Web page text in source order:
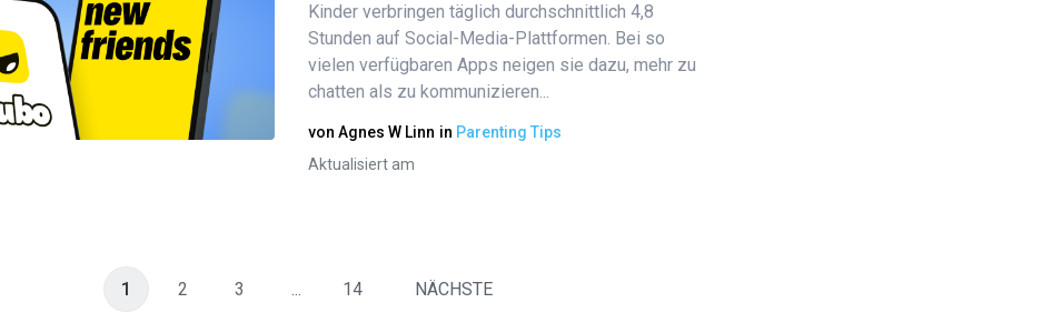
Diesen Artikel teilen
Kinder verbringen täglich durchschnittlich 4,8
Stunden auf Social-Media-Plattformen. Bei so
vielen verfügbaren Apps neigen sie dazu, mehr zu
chatten als zu kommunizieren...
von Agnes W Linn in Parenting Tips
Aktualisiert am
1 2 3 ... 14 NÄCHSTE